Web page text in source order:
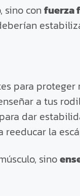
sino con fuerza
para proteger
a tus
para dar
reeducar la
sino